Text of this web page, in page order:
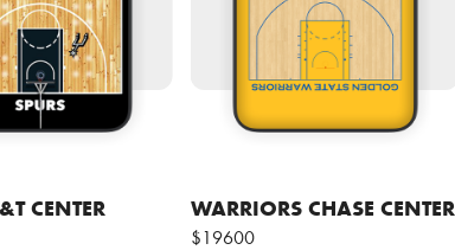
CENTER WARRIORS CHASE CENTER
$19600